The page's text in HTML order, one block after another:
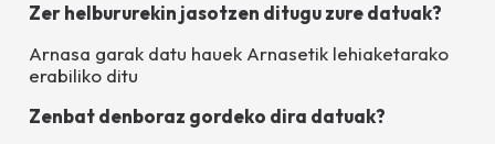
Zer helbururekin jasotzen ditugu zure datuak?
Arnasa garakdatu hauek Arnasetik lehiaketarako
erabiliko ditu
Zenbat denboraz gordeko dira datuak?